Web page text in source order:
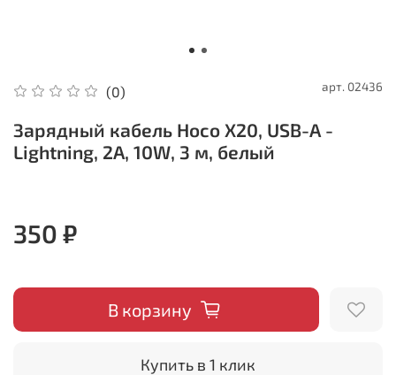
(0) арт. 02436
Зарядный кабель Hoco X20, USB-A -
Lightning, 2A, 10W, 3 м, белый
350 ₽
В корзину
Купить в 1 клик